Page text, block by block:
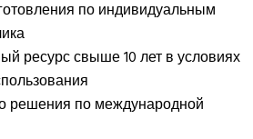
по индивидуальным
ресурс свыше 10 лет в условиях
решения по международной